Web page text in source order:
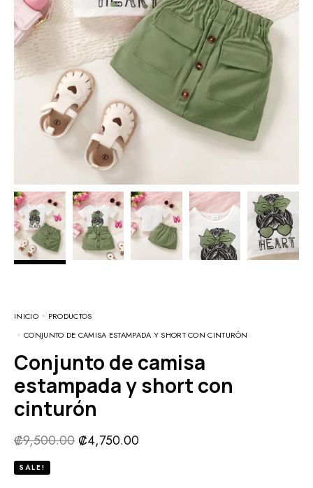
INICIO
PRODUCTOS
CONJUNTO DE CAMISA ESTAMPADA Y SHORT CON CINTURÓN
Conjunto de camisa
estampada y short con
cinturón
₡9,500.00 ₡4,750.00
SALE!